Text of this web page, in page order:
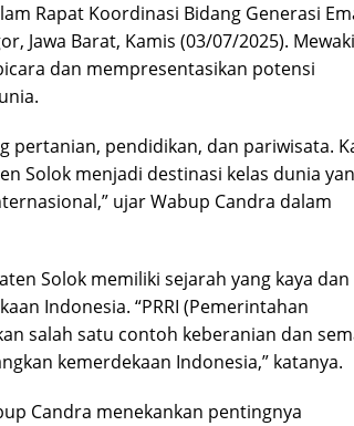
Rapat Koordinasi Bidang Generasi
Jawa Barat, Kamis (03/07/2025).
dan mempresentasikan potensi
pertanian, pendidikan, dan pariwisata.
Solok menjadi destinasi kelas dunia
ujar Wabup Candra dalam
Solok memiliki sejarah yang kaya dan
Indonesia. “PRRI (Pemerintahan
salah satu contoh keberanian dan
kemerdekaan Indonesia,” katanya.
Candra menekankan pentingnya